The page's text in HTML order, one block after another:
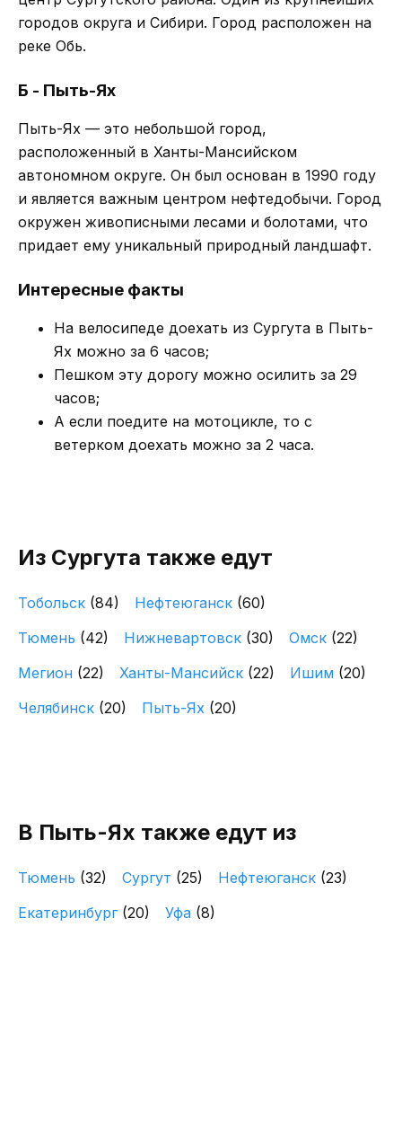
городов округа и Сибири. Город расположен на
реке Обь.
Б - Пыть-Ях
Пыть-Ях — это небольшой город,
расположенный в Ханты-Мансийском
автономном округе. Он был основан в 1990 году
и является важным центром нефтедобычи. Город
окружен живописными лесами и болотами, что
придает ему уникальный природный ландшафт.
Интересные факты
На велосипеде доехать из Сургута в Пыть-
Ях можно за 6 часов;
Пешком эту дорогу можно осилить за 29
часов;
А если поедите на мотоцикле, то с
ветерком доехать можно за 2 часа.
Из Сургута также едут
Тобольск (84) Нефтеюганск (60)
Тюмень (42) Нижневартовск (30) Омск (22)
Мегион (22) Ханты-Мансийск (22) Ишим (20)
Челябинск (20) Пыть-Ях (20)
В Пыть-Ях также едут из
Тюмень (32) Сургут (25) Нефтеюганск (23)
Екатеринбург (20) Уфа (8)